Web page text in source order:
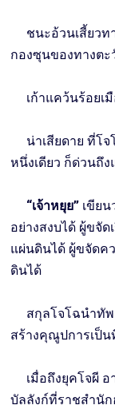
ชนะอ้วนเสี้ยวทา
กองซุนของทางตะ
เก้าแคว้นร้อยเ
น่าเสียดาย ที่โจ
หนึ่งเดียว ก็ด่วนถึง
“เจ้าหยุย” เขีย
อย่างสงบได้ ผู้ขจั
แผ่นดินได้ ผู้ขจัด
ดินได้
สกุลโจโฉนำทัพ
สร้างคุณูปการเป็น
เมื่อถึงยุคโจผี อ
บัลลังก์ที่ราชสำนัก